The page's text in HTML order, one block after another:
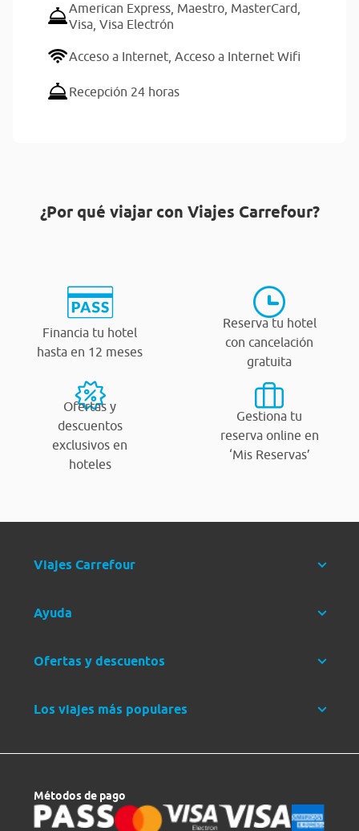
American Express, Maestro, MasterCard,
Visa, Visa Electrón
Acceso a Internet, Acceso a Internet Wifi
Recepción 24 horas
¿Por qué viajar con Viajes Carrefour?
Financia tu hotel
hasta en 12 meses
Reserva tu hotel
con cancelación
gratuita
Ofertas y
descuentos
exclusivos en
hoteles
Gestiona tu
reserva online en
‘Mis Reservas’
Viajes Carrefour
Ayuda
Ofertas y descuentos
Los viajes más populares
Métodos de pago